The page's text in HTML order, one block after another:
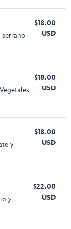
serrano
$18.00
USD
$18.00
USD
y
$18.00
USD
y
$22.00
USD